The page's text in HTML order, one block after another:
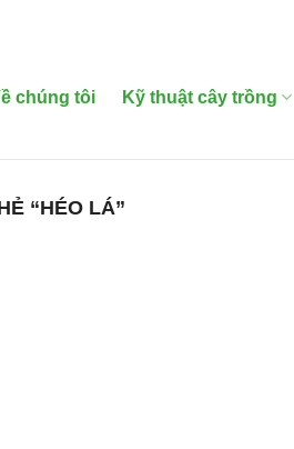
chúng tôi Kỹ thuật cây trồng
“HÉO LÁ”